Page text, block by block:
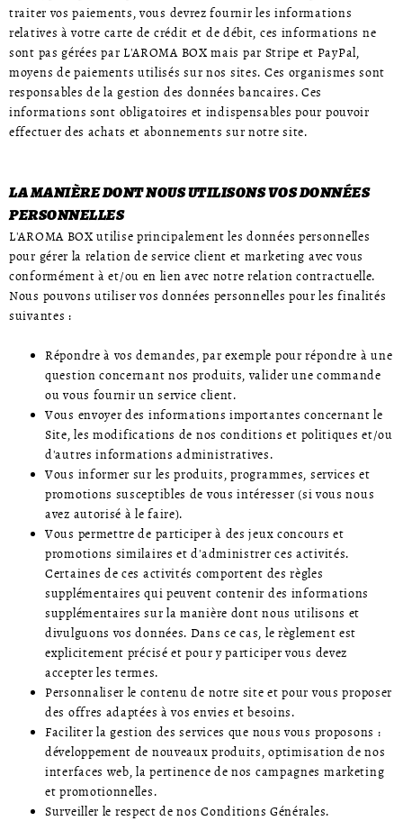
traiter vos paiements, vous devrez fournir les informations
relatives à votre carte de crédit et de débit, ces informations ne
sont pas gérées par L'AROMA BOX mais par Stripe et PayPal,
moyens de paiements utilisés sur nos sites. Ces organismes sont
responsables de la gestion des données bancaires. Ces
informations sont obligatoires et indispensables pour pouvoir
effectuer des achats et abonnements sur notre site.
LA MANIÈRE DONT NOUS UTILISONS VOS DONNÉES
PERSONNELLES
L'AROMA BOX utilise principalement les données personnelles
pour gérer la relation de service client et marketing avec vous
conformément à et/ou en lien avec notre relation contractuelle.
Nous pouvons utiliser vos données personnelles pour les finalités
suivantes :
Répondre à vos demandes, par exemple pour répondre à une
question concernant nos produits, valider une commande
ou vous fournir un service client.
Vous envoyer des informations importantes concernant le
Site, les modifications de nos conditions et politiques et/ou
d'autres informations administratives.
Vous informer sur les produits, programmes, services et
promotions susceptibles de vous intéresser (si vous nous
avez autorisé à le faire).
Vous permettre de participer à des jeux concours et
promotions similaires et d'administrer ces activités.
Certaines de ces activités comportent des règles
supplémentaires qui peuvent contenir des informations
supplémentaires sur la manière dont nous utilisons et
divulguons vos données. Dans ce cas, le règlement est
explicitement précisé et pour y participer vous devez
accepter les termes.
Personnaliser le contenu de notre site et pour vous proposer
des offres adaptées à vos envies et besoins.
Faciliter la gestion des services que nous vous proposons :
développement de nouveaux produits, optimisation de nos
interfaces web, la pertinence de nos campagnes marketing
et promotionnelles.
Surveiller le respect de nos Conditions Générales.